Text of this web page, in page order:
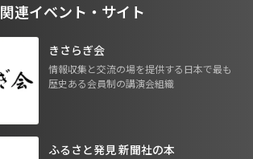
関連イベント・サイト
きさらぎ会
情報収集と交流の場を提供する日本で最も
歴史ある会員制の講演会組織
ふるさと発見 新聞社の本